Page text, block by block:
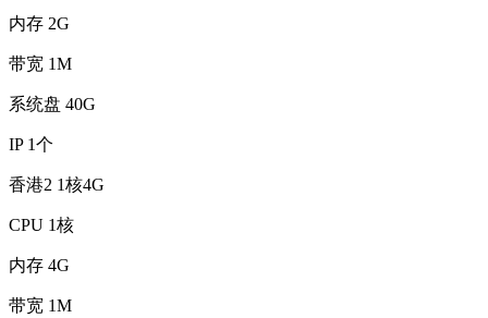
内存 2G
带宽 1M
系统盘 40G
IP 1个
香港2 1核4G
CPU 1核
内存 4G
带宽 1M